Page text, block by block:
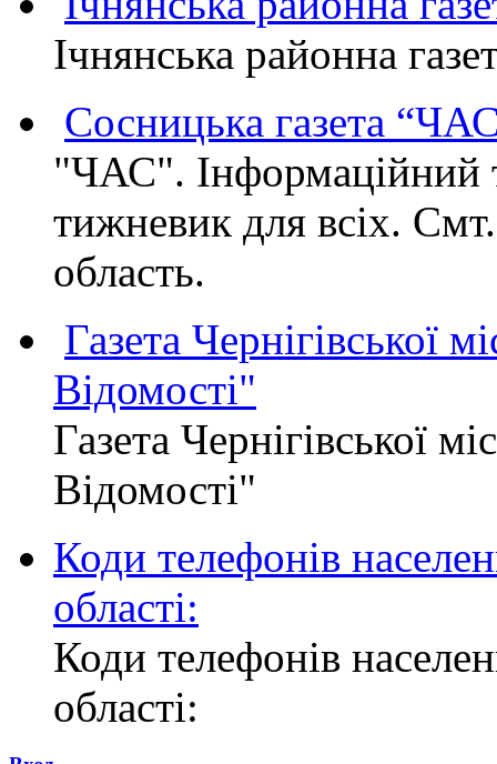
Ічнянська районна
Сосницька газета
"ЧАС". Інформаційний
тижневик для всіх.
область.
Газета Чернігівської
Відомості"
Газета Чернігівської
Відомості"
Коди телефонів
області:
Коди телефонів
області: